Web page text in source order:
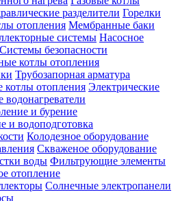
разделители Горелки
отопления Мембранные баки
системы Насосное
Системы безопасности
котлы отопления
Трубозапорная арматура
котлы отопления Электрические
водонагреватели
и бурение
и водоподготовка
Колодезное оборудование
Скваженое оборудование
воды Фильтрующие элементы
отопление
Солнечные электропанели